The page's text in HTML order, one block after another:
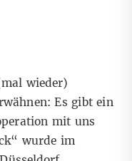
wieder)
Es gibt ein
mit uns
“ wurde im